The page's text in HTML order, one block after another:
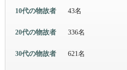
10代の物故者 43名
20代の物故者 336名
30代の物故者 621名